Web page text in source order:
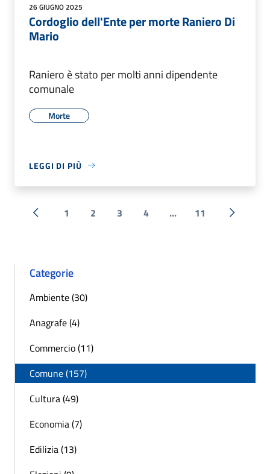
26 GIUGNO 2025
Cordoglio dell'Ente per morte Raniero Di
Mario
Raniero è stato per molti anni dipendente
comunale
Morte
LEGGI DI PIÙ
« Precedente
1 2 3 4 ... 11
Categorie
Ambiente (30)
Anagrafe (4)
Commercio (11)
Comune (157)
Cultura (49)
Economia (7)
Edilizia (13)